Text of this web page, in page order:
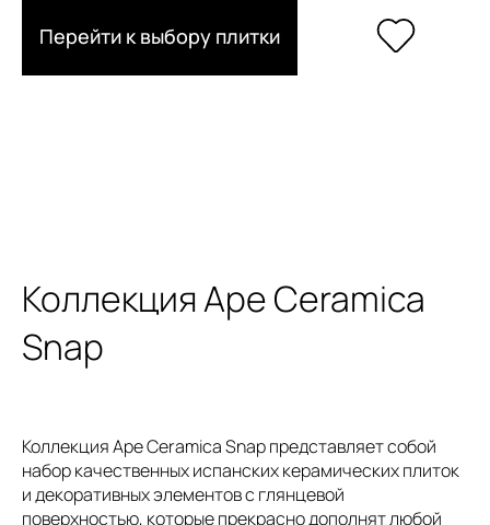
Перейти к выбору плитки
Коллекция Ape Ceramica
Snap
Коллекция Ape Ceramica Snap представляет собой
набор качественных испанских керамических плиток
и декоративных элементов с глянцевой
поверхностью, которые прекрасно дополнят любой